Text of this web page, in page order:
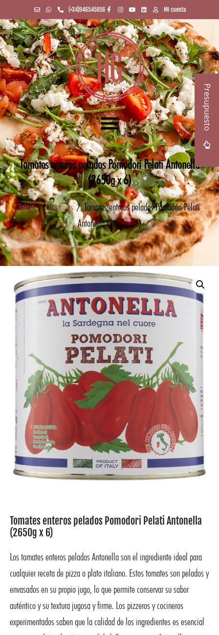
(+34)946545816 Mi cuenta
Tomates enteros pelados Pomodori Pelati Antonella
(2650g x 6)
Inicio/Conservas/ Tomates enteros pelados Pomodori Pelati
Antonella (2650g x 6)
Tomates enteros pelados Pomodori Pelati Antonella
(2650g x 6)
Los tomates enteros pelados Antonella son el ingrediente ideal para
cualquier receta de pizza o plato italiano. Estos tomates son pelados y
envasados en su propio jugo, lo que permite conservar su sabor
auténtico y su textura jugosa y firme. Los pizzeros y cocineros
experimentados saben que la calidad de los ingredientes es esencial
Presupuesto